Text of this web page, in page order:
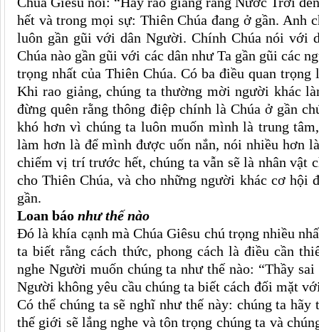
hết và trong mọi sự: Thiên Chúa đang ở gần. Anh
luôn gần gũi với dân Người. Chính Chúa nói với
Chúa nào gần gũi với các dân như Ta gần gũi các
trọng nhất của Thiên Chúa. Có ba điều quan
Khi rao giảng, chúng ta thường mời người khác
đừng quên rằng thông điệp chính là Chúa ở gần
khó hơn vì chúng ta luôn muốn mình là trung
làm hơn là để mình được uốn nắn, nói nhiều hơn
chiếm vị trí trước hết, chúng ta vẫn sẽ là nhân vật
cho Thiên Chúa, và cho những người khác cơ hội
gần.
Loan báo như thế nào
Đó là khía cạnh mà Chúa Giêsu chú trọng nhiều
ta biết rằng cách thức, phong cách là điều cần
nghe Người muốn chúng ta như thế nào: “Thầy
Người không yêu cầu chúng ta biết cách đối mặt
Có thể chúng ta sẽ nghĩ như thế này: chúng ta
thế giới sẽ lắng nghe và tôn trọng chúng ta và